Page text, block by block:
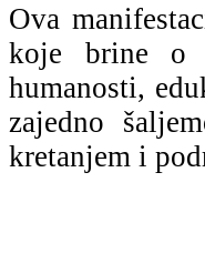
Ova
koje brine o
humanosti,
zajedno
kretanjem i